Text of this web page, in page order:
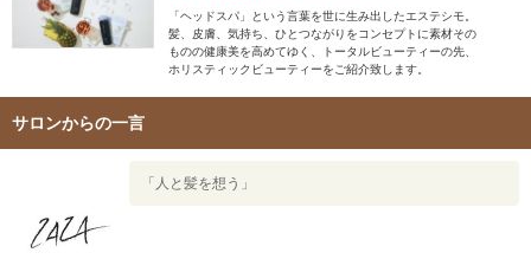
「ヘッドスパ」という言葉を世に生み出したエステシモ。
髪、皮膚、気持ち、ひとつながりをコンセプトに素材その
ものの健康美を高めてゆく、トータルビューティーの先、
ホリスティックビューティーをご紹介致します。
サロンからの一言
「人と髪を想う」